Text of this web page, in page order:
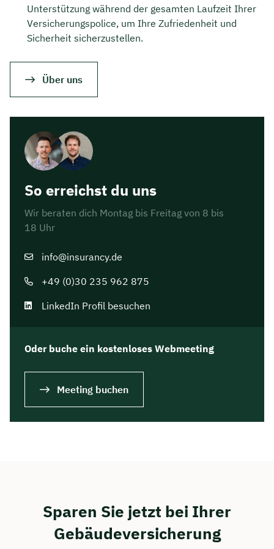
Unterstützung während der gesamten Laufzeit Ihrer
Versicherungspolice, um Ihre Zufriedenheit und
Sicherheit sicherzustellen.
Über uns
So erreichst du uns
Wir beraten dich Montag bis Freitag von 8 bis
18 Uhr
info@insurancy.de
+49 (0)30 235 962 875
LinkedIn Profil besuchen
Oder buche ein kostenloses Webmeeting
Meeting buchen
Sparen Sie jetzt bei Ihrer
Gebäudeversicherung
Dauer: ca. 30 Minuten
Kostenfrei & unverbindlich
Meeting buchen